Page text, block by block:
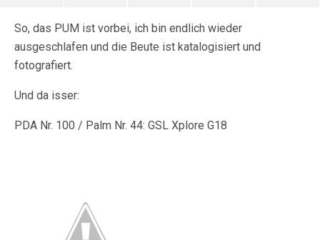
So, das PUM ist vorbei, ich bin endlich wieder
ausgeschlafen und die Beute ist katalogisiert und
fotografiert.
Und da isser:
PDA Nr. 100 / Palm Nr. 44: GSL Xplore G18